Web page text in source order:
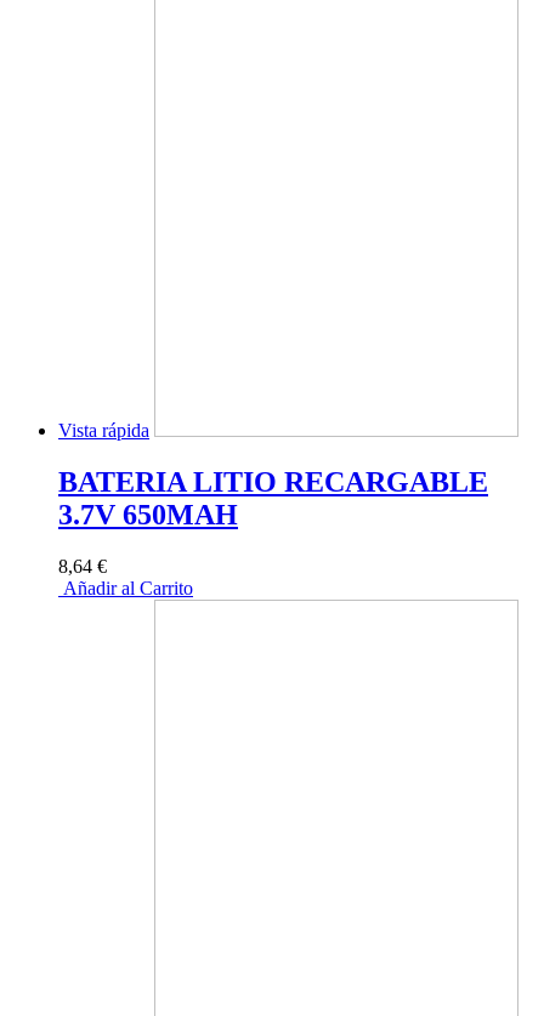
Vista rápida
BATERIA LITIO RECARGABLE
3.7V 650MAH
8,64 €
Añadir al Carrito